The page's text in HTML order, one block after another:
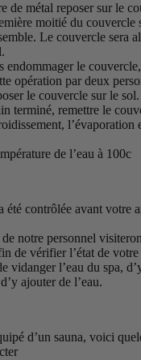
de métal reposer sur le
moitié du couvercle
Le couvercle sera
endommager le
opération par deux
le couvercle sur le sol.
terminé, remettre le
l’évaporation
de l’eau à 100c
été contrôlée avant votre
notre personnel
de vérifier l’état de votre
vidanger l’eau du spa,
ajouter de l’eau.
d’un sauna, voici